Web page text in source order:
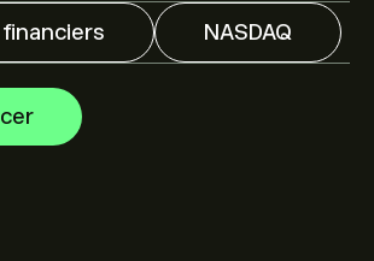
NASDAQ
des prévisions pour l'action First
en se basant sur les tendances du
financiers et la croissance
les dernières prévisions pour les
prix futurs.